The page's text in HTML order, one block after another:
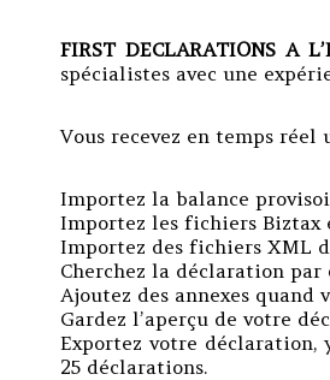
FIRST DECLARATIONS A
spécialistes avec une
Vous recevez en temps
Importez la balance
Importez les fichiers Biztax
Importez des fichiers XML
Cherchez la déclaration
Ajoutez des annexes
Gardez l’aperçu de votre
Exportez votre déclaration,
25 déclarations.